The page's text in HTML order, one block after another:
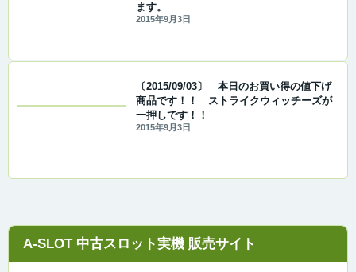
ます。
2015年9月3日
〔2015/09/03〕 本日のお買い得の値下げ
商品です！！ ストライクウィッチーズが
一押しです！！
2015年9月3日
A-SLOT 中古スロット実機 販売サイト